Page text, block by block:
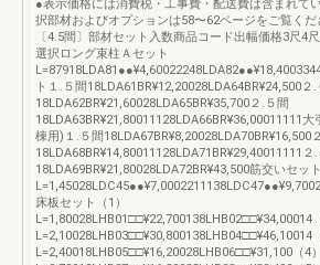
●表示価格には消費税・工事費・配送費は含まれて
択部材およびオプションは58〜62ページをご覧くだ
〔4.5間〕部材セット入数商品コード出幅価格3尺4
選択ロング束柱Ａセット
ト１.５間18LDA61BR¥12,20028LDA64BR¥24,500２.
18LDA62BR¥21,60028LDA65BR¥35,700２.５間
18LDA63BR¥21,80011128LDA66BR¥36,00011111大
棟用)１.５間18LDA67BR¥8,20028LDA70BR¥16,500
18LDA68BR¥14,80011128LDA71BR¥29,40011111２.
18LDA69BR¥21,80028LDA72BR¥43,500筋交いセット
床板セット（1）
L=1,80028LHB01□□¥22,700138LHB02□□¥34,00014
L=2,10028LHB03□□¥30,800138LHB04□□¥46,10014
L=2,40018LHB05□□¥16,20028LHB06□□¥31,100（4）